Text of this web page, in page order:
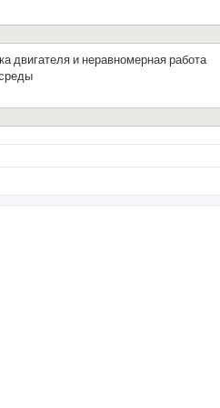
двигателя и неравномерная работа